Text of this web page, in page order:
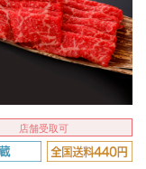
店舗受取可